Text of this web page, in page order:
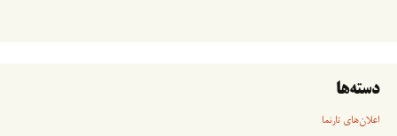
دسته‌ها
اعلان‌های تارنما